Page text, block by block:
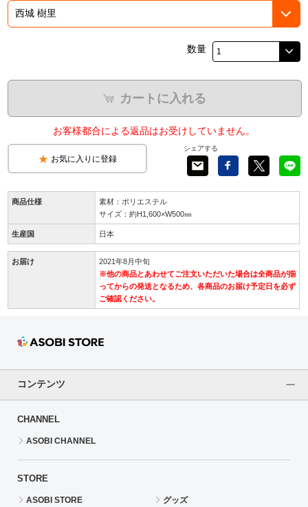
数量
カートに入れる
お客様都合による返品はお受けしていません。
お気に入りに登録
シェアする
商品仕様
素材：ポリエステル
サイズ：約H1,600×W500㎜
生産国 日本
お届け
2021年8月中旬
※他の商品とあわせてご注文いただいた場合は全商品が揃
ってからの発送となるため、各商品のお届け予定日を必ず
ご確認ください。
コンテンツ
CHANNEL
ASOBI CHANNEL
STORE
ASOBI STORE グッズ